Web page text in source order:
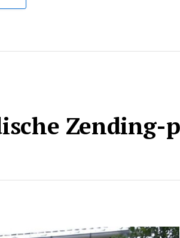
Zending-